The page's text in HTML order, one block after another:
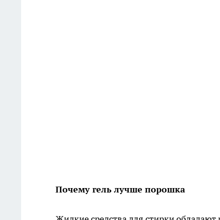
Почему гель лучше порошка